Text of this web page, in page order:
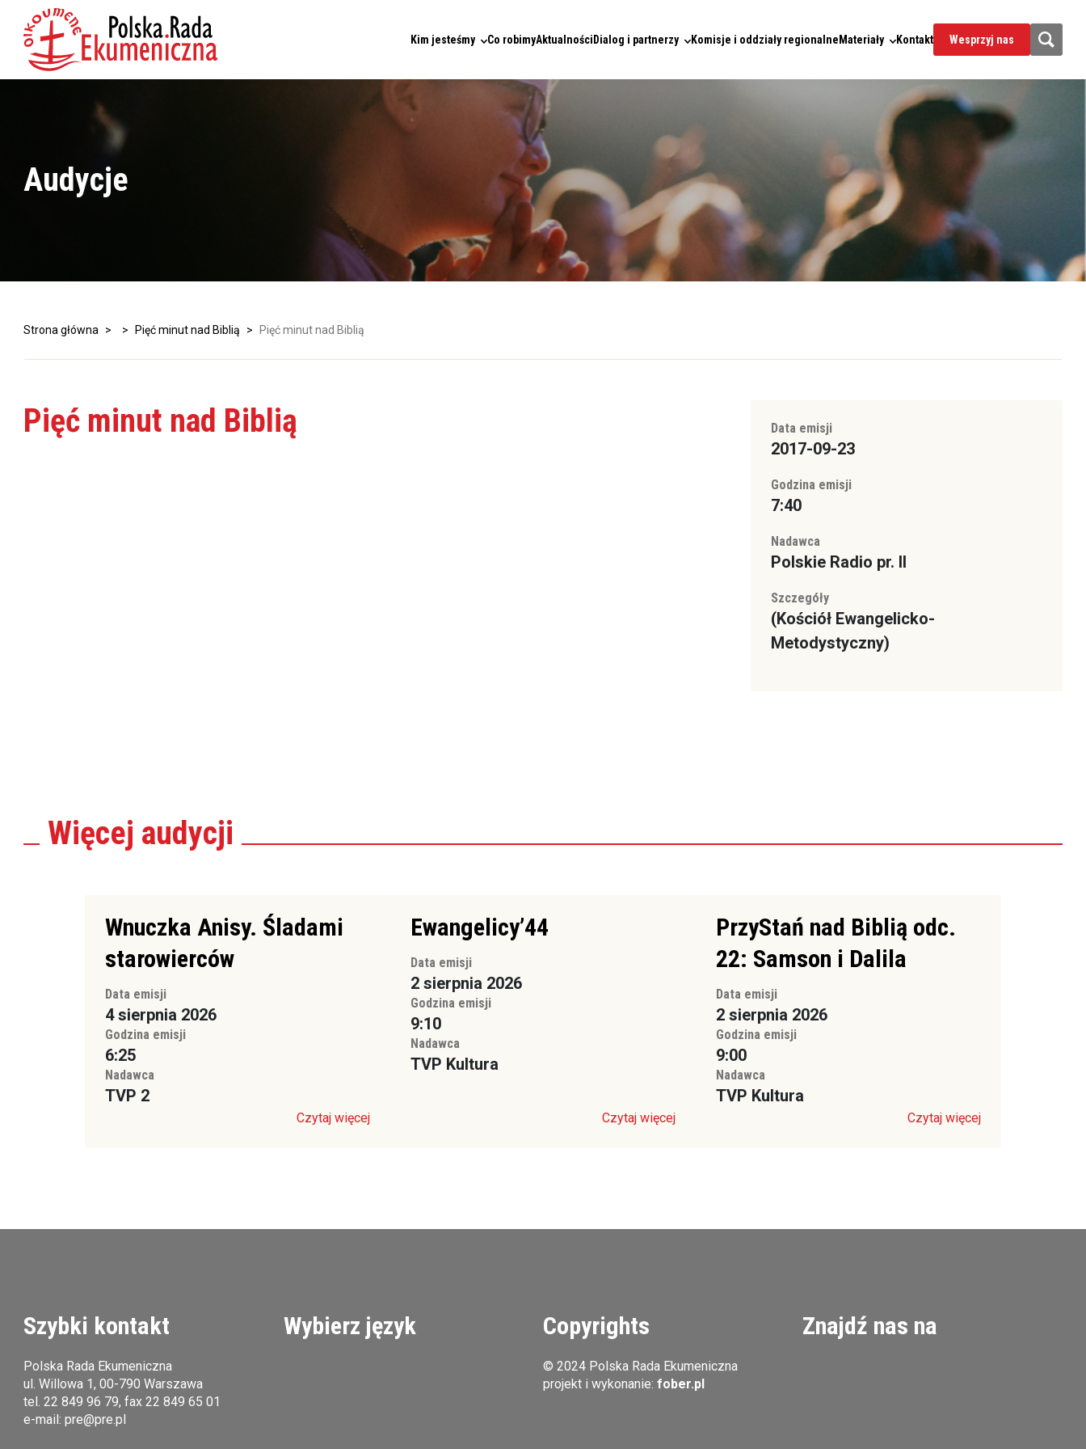
Kim jesteśmy Co robimyAktualnościDialog i partnerzy Komisje i oddziały regionalneMateriały Kontakt Wesprzyj nas
Audycje
Strona główna > > Pięć minut nad Biblią > Pięć minut nad Biblią
Pięć minut nad Biblią Data emisji
2017-09-23
Godzina emisji
7:40
Nadawca
Polskie Radio pr. II
Szczegóły
(Kościół Ewangelicko-
Metodystyczny)
Więcej audycji
Wnuczka Anisy. Śladami
starowierców
Data emisji
4 sierpnia 2026
Godzina emisji
6:25
Nadawca
TVP 2
Czytaj więcej
Ewangelicy’44
Data emisji
2 sierpnia 2026
Godzina emisji
9:10
Nadawca
TVP Kultura
Czytaj więcej
PrzyStań nad Biblią odc.
22: Samson i Dalila
Data emisji
2 sierpnia 2026
Godzina emisji
9:00
Nadawca
TVP Kultura
Czytaj więcej
Szybki kontakt
Polska Rada Ekumeniczna
ul. Willowa 1, 00-790 Warszawa
tel.22 849 96 79, fax 22 849 65 01
e-mail:pre@pre.pl
Wybierz język Copyrights
© 2024 Polska Rada Ekumeniczna
projekt i wykonanie: fober.pl
Znajdź nas na